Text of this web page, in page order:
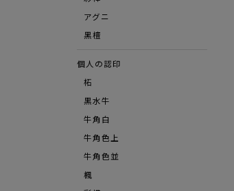
アグニ
⿊檀
個人の認印
柘
黒水牛
牛角白
牛角色上
牛角色並
楓